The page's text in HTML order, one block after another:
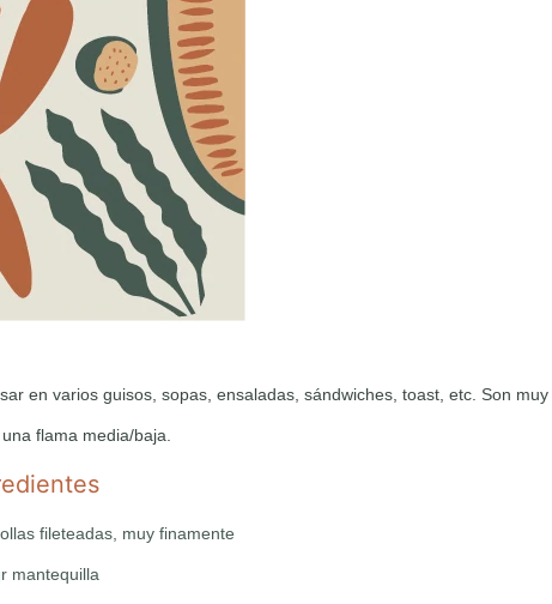
en varios guisos, sopas, ensaladas, sándwiches, toast, etc. Son
flama media/baja.
fileteadas, muy finamente
mantequilla